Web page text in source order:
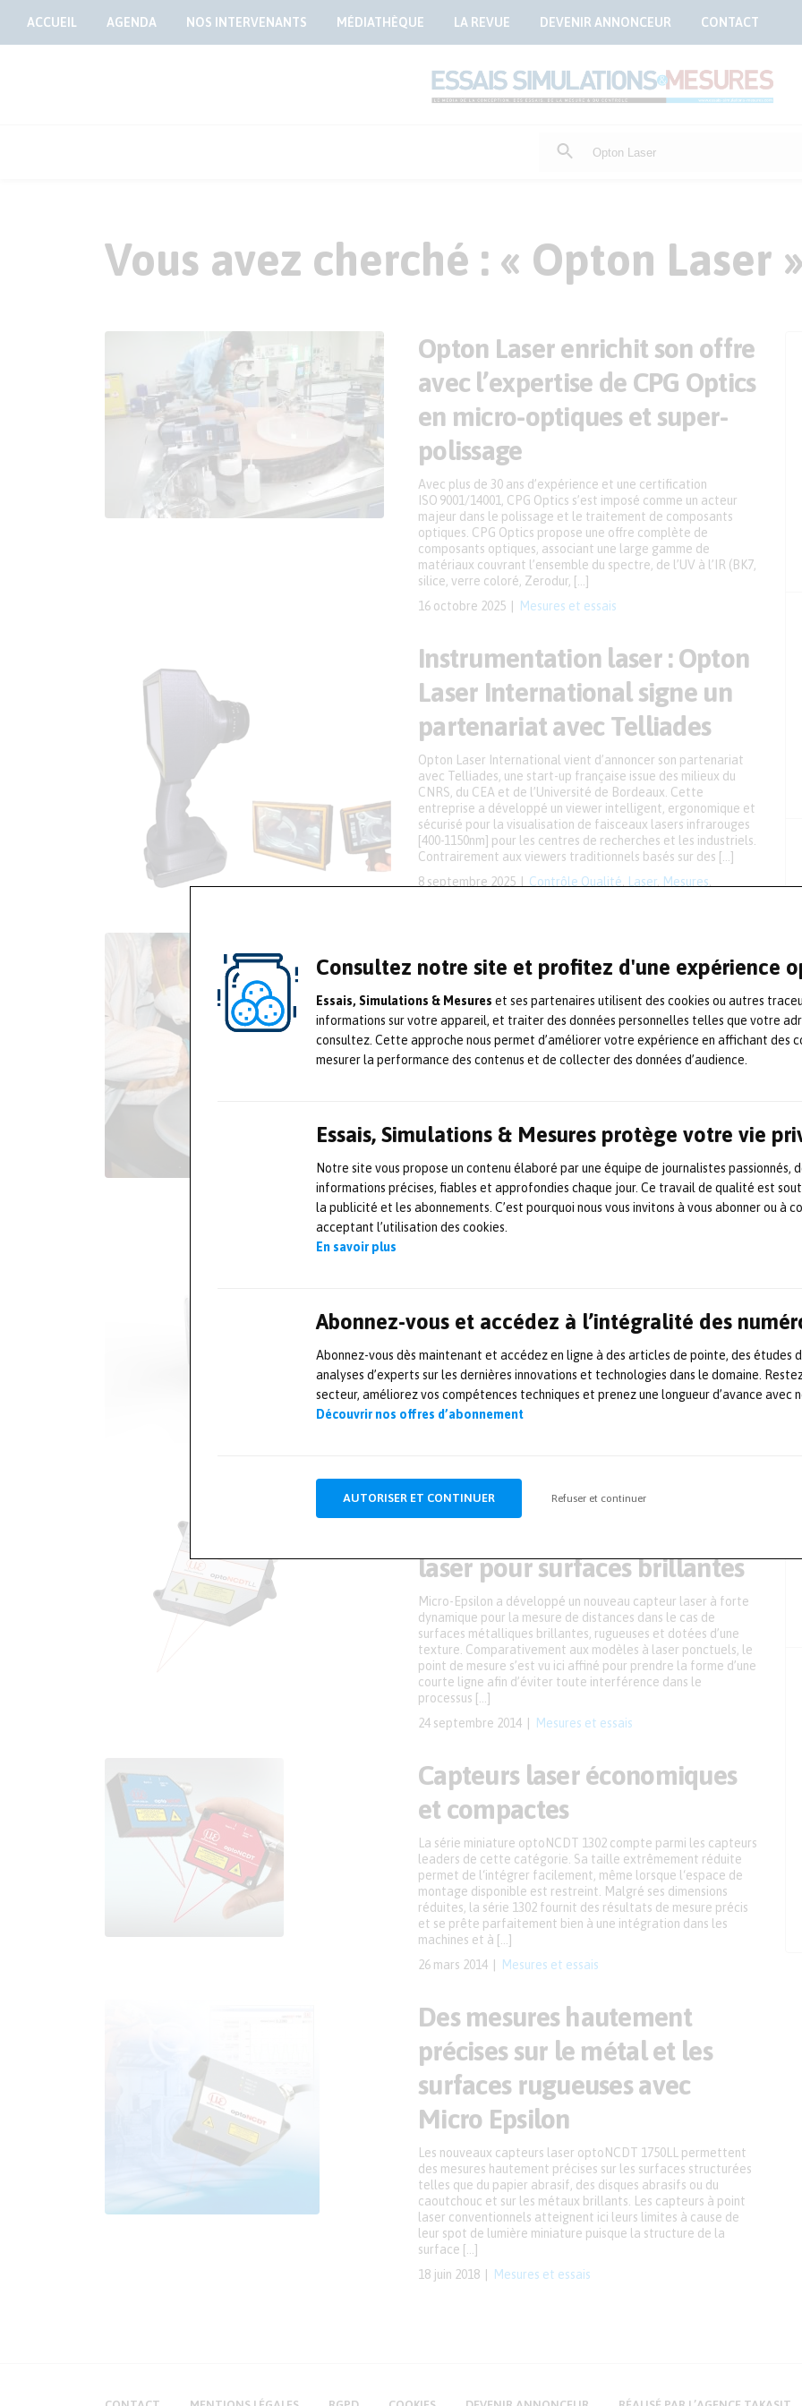
Consultez notre site et profitez d'une expérience
Essais, Simulations & Mesures et ses partenaires utilisent des cookies ou autres
informations sur votre appareil, et traiter des données personnelles telles que votre
consultez. Cette approche nous permet d’améliorer votre expérience en affichant des
mesurer la performance des contenus et de collecter des données d’audience.
Essais, Simulations & Mesures protège votre vie
Notre site vous propose un contenu élaboré par une équipe de journalistes passionnés,
informations précises, fiables et approfondies chaque jour. Ce travail de qualité est
la publicité et les abonnements. C’est pourquoi nous vous invitons à vous abonner ou à
acceptant l’utilisation des cookies.
En savoir plus
Abonnez-vous et accédez à l’intégralité des
Abonnez-vous dès maintenant et accédez en ligne à des articles de pointe, des études
analyses d’experts sur les dernières innovations et technologies dans le domaine.
secteur, améliorez vos compétences techniques et prenez une longueur d’avance avec
Découvrir nos offres d’abonnement
AUTORISER ET CONTINUER Refuser et continuer
ACCUEIL AGENDA NOS INTERVENANTS MÉDIATHÈQUE LA REVUE DEVENIR ANNONCEUR CONTACT
Vous avez cherché : « Opton Laser »
Opton Laser enrichit son offre
avec l’expertise de CPG Optics
en micro-optiques et super-
polissage
16 octobre 2025 Mesures et essais
Avec plus de 30 ans d’expérience et une certification
ISO 9001/14001, CPG Optics s’est imposé comme un acteur
majeur dans le polissage et le traitement de composants
optiques. CPG Optics propose une offre complète de
composants optiques, associant une large gamme de
matériaux couvrant l’ensemble du spectre, de l’UV à l’IR (BK7,
silice, verre coloré, Zerodur, […]
Instrumentation laser : Opton
Laser International signe un
partenariat avec Telliades
8 septembre 2025 Contrôle Qualité Laser Mesures
Opton Laser International vient d’annoncer son partenariat
avec Telliades, une start-up française issue des milieux du
CNRS, du CEA et de l’Université de Bordeaux. Cette
entreprise a développé un viewer intelligent, ergonomique et
sécurisé pour la visualisation de faisceaux lasers infrarouges
[400-1150nm] pour les centres de recherches et les industriels.
Contrairement aux viewers traditionnels basés sur des […]
distributeur en France de
Manx Precision Optics
18 juin 2025 Contrôle Qualité,Laser,
Marché/Fusion/Acquisition ,Mesures,Optique /
vision
Opton Laser International, distributeur français
d’équipements photoniques implanté aux Ulis, en Île-de-
traitements à seuil de dommage laser élevé (LIDT). Selon les
termes de l’accord, Opton Laser […]
France et la Suisse romande
2 janvier 2024 Mesures et essais
Opton Laser International (France) a annoncé sa
collaboration avec MOGLabs (Australie). MOGLabs est un
leader du marché et l’une des sociétés à la croissance la plus
rapide dans le domaine des lasers accordables (ECDL,
laser pour surfaces brillantes
24 septembre 2014 Mesures et essais
Micro-Epsilon a développé un nouveau capteur laser à forte
dynamique pour la mesure de distances dans le cas de
surfaces métalliques brillantes, rugueuses et dotées d’une
texture. Comparativement aux modèles à laser ponctuels, le
point de mesure s’est vu ici affiné pour prendre la forme d’une
courte ligne afin d’éviter toute interférence dans le
processus […]
Capteurs laser économiques
et compactes
26 mars 2014 Mesures et essais
La série miniature optoNCDT 1302 compte parmi les capteurs
leaders de cette catégorie. Sa taille extrêmement réduite
permet de l‘intégrer facilement, même lorsque l‘espace de
montage disponible est restreint. Malgré ses dimensions
réduites, la série 1302 fournit des résultats de mesure précis
et se prête parfaitement bien à une intégration dans les
machines et à […]
Des mesures hautement
précises sur le métal et les
surfaces rugueuses avec
Micro Epsilon
18 juin 2018 Mesures et essais
Les nouveaux capteurs laser optoNCDT 1750LL permettent
des mesures hautement précises sur les surfaces structurées
telles que du papier abrasif, des disques abrasifs ou du
caoutchouc et sur les métaux brillants. Les capteurs à point
laser conventionnels atteignent ici leurs limites à cause de
leur spot de lumière miniature puisque la structure de la
surface […]